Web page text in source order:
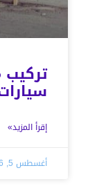
إقرأ المزيد»
أغسطس 5, 2026